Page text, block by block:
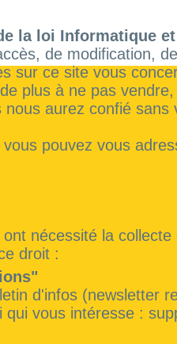
la loi Informatique
de modification,
sur ce site vous
plus à ne pas
aurez confié sans
pouvez vous
nécessité la
droit :
d'infos (newsletter
qui vous intéresse :